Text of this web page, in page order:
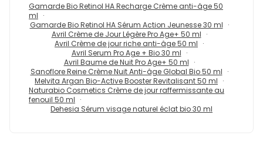
Gamarde Bio Retinol HA Recharge Crème anti-âge 50
ml
Gamarde Bio Retinol HA Sérum Action Jeunesse 30 ml
Avril Crème de Jour Légère Pro Age+ 50 ml
Avril Crème de jour riche anti-âge 50 ml
Avril Serum Pro Age + Bio 30 ml
Avril Baume de Nuit Pro Age+ 50 ml
Sanoflore Reine Crème Nuit Anti-âge Global Bio 50 ml
Melvita Argan Bio-Active Booster Revitalisant 50 ml
Naturabio Cosmetics Crème de jour raffermissante au
fenouil 50 ml
Dehesia Sérum visage naturel éclat bio 30 ml